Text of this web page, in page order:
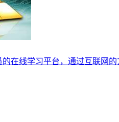
在线学习平台，通过互联网